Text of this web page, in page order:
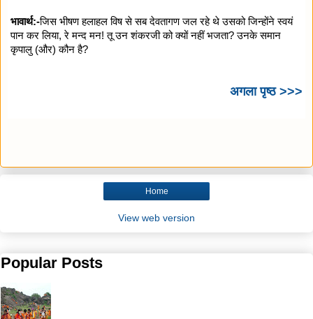
भावार्थ:-जिस भीषण हलाहल विष से सब देवतागण जल रहे थे उसको जिन्होंने स्वयं
पान कर लिया, रे मन्द मन! तू उन शंकरजी को क्यों नहीं भजता? उनके समान
कृपालु (और) कौन है?
अगला पृष्ठ >>>
Home
View web version
Popular Posts